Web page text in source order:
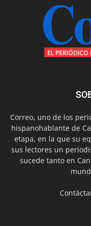
Correo, uno de los
hispanohablante de
etapa, en la que su
sus lectores un
sucede tanto en